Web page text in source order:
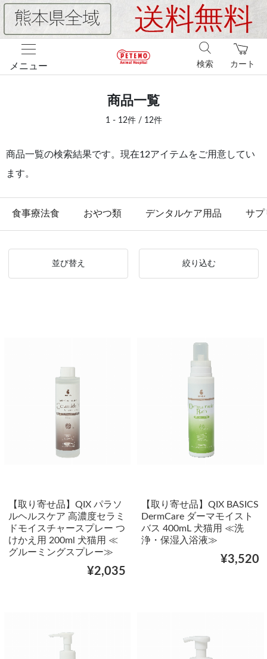
メニュー カート
検索
商品一覧
1 - 12件 / 12件
商品一覧の検索結果です。現在12アイテムをご用意してい
ます。
食事療法食 おやつ類 デンタルケア用品 サプ
並び替え 絞り込む
【取り寄せ品】QIX パラソ
ルヘルスケア 高濃度セラミ
ドモイスチャースプレー つ
けかえ用 200ml 犬猫用 ≪
グルーミングスプレー≫
¥2,035
【取り寄せ品】QIX BASICS
DermCare ダーマモイスト
バス 400mL 犬猫用 ≪洗
浄・保湿入浴液≫
¥3,520